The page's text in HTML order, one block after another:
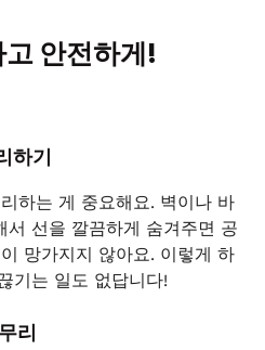
안전하게!
하기
하는 게 중요해요. 벽이나 바
서 선을 깔끔하게 숨겨주면 공
망가지지 않아요. 이렇게 하
기는 일도 없답니다!
리